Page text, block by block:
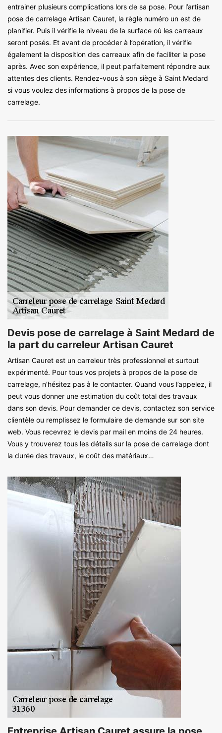
entrainer plusieurs complications lors de sa pose. Pour l’artisan
pose de carrelage Artisan Cauret, la règle numéro un est de
planifier. Puis il vérifie le niveau de la surface où les carreaux
seront posés. Et avant de procéder à l’opération, il vérifie
également la disposition des carreaux afin de faciliter la pose
après. Avec son expérience, il peut parfaitement répondre aux
attentes des clients. Rendez-vous à son siège à Saint Medard
si vous voulez des informations à propos de la pose de
carrelage.
Devis pose de carrelage à Saint Medard de
la part du carreleur Artisan Cauret
Artisan Cauret est un carreleur très professionnel et surtout
expérimenté. Pour tous vos projets à propos de la pose de
carrelage, n’hésitez pas à le contacter. Quand vous l’appelez, il
peut vous donner une estimation du coût total des travaux
dans son devis. Pour demander ce devis, contactez son service
clientèle ou remplissez le formulaire de demande sur son site
web. Vous recevrez le devis par mail en moins de 24 heures.
Vous y trouverez tous les détails sur la pose de carrelage dont
la durée des travaux, le coût des matériaux…